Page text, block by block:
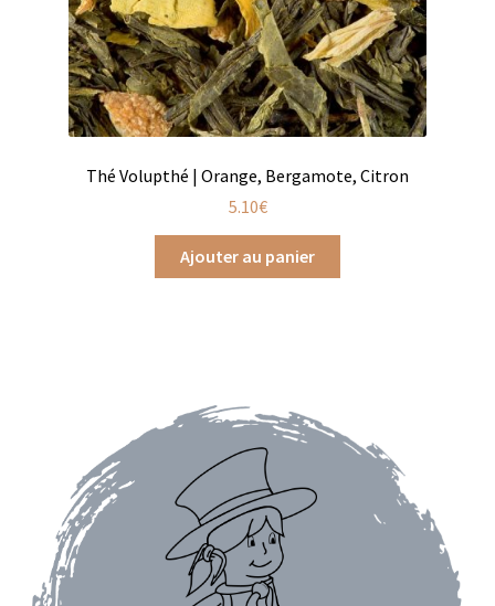
Assaisonnements
Crayons d’assaisonnement à tailler
Conditionnements épices
Boîtes à épices
Coffrets épices
Epices en vrac
Thé Volupthé | Orange, Bergamote, Citron
5.10€
Ajouter au panier